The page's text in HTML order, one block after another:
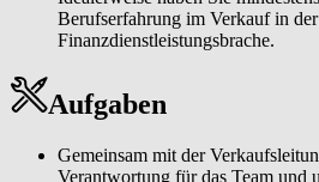
Berufserfahrung im Verkauf in der
Finanzdienstleistungsbrache.
Aufgaben
Gemeinsam mit der
Verantwortung für das Team und